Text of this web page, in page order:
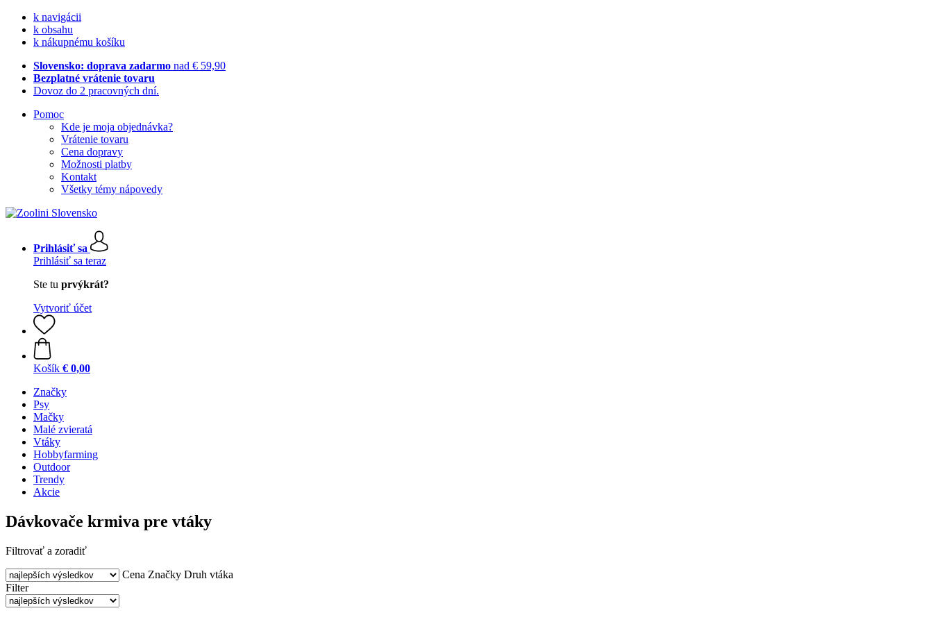
k navigácii
k obsahu
k nákupnému košíku
Slovensko: doprava zadarmo nad € 59,90
Bezplatné vrátenie tovaru
Dovoz do 2 pracovných dní.
Pomoc
Kde je moja objednávka?
Vrátenie tovaru
Cena dopravy
Možnosti platby
Kontakt
Všetky témy nápovedy
Prihlásiť sa
Prihlásiť sa teraz
Ste tu prvýkrát?
Vytvoriť účet
Košík € 0,00
Značky
Psy
Mačky
Malé zvieratá
Vtáky
Hobbyfarming
Outdoor
Trendy
Akcie
Dávkovače krmiva pre vtáky
Filtrovať a zoradiť
Cena Značky Druh vtáka
Filter